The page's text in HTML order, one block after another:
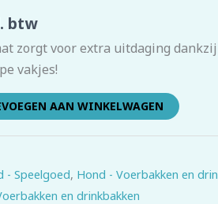
btw
zorgt voor extra uitdaging
vakjes!
AAN WINKELWAGEN
- Speelgoed, Hond - Voerbakken en
en drinkbakken